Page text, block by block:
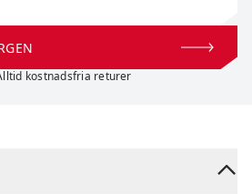
kostnadsfria returer